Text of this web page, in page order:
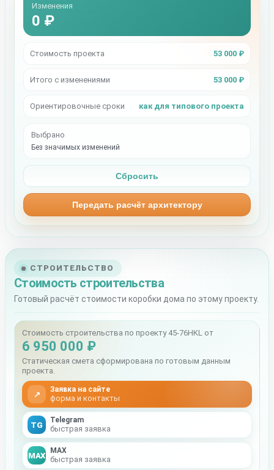
СТРОИТЕЛЬСТВО
Стоимость строительства
Готовый расчёт стоимости коробки дома по этому проекту.
Стоимость строительства по проекту 45-76HKL от
6 950 000 ₽
Статическая смета сформирована по готовым данным
проекта.
↗
Заявка на сайте
форма и контакты
TG
Telegram
быстрая заявка
MAX
MAX
быстрая заявка
Изменения
0 ₽
Стоимость проекта 53 000 ₽
Итого с изменениями 53 000 ₽
Ориентировочные сроки как для типового проекта
Выбрано
Без значимых изменений
Сбросить
Передать расчёт архитектору